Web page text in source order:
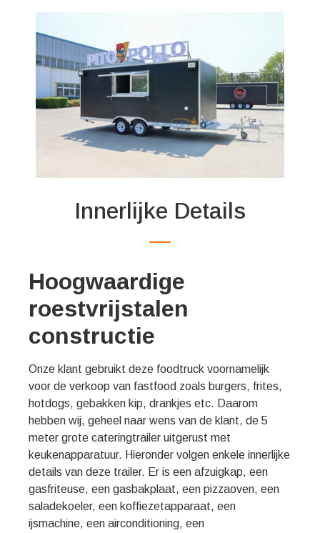
Innerlijke Details
Hoogwaardige
roestvrijstalen
constructie
Onze klant gebruikt deze foodtruck voornamelijk
voor de verkoop van fastfood zoals burgers, frites,
hotdogs, gebakken kip, drankjes etc. Daarom
hebben wij, geheel naar wens van de klant, de 5
meter grote cateringtrailer uitgerust met
keukenapparatuur. Hieronder volgen enkele innerlijke
details van deze trailer. Er is een afzuigkap, een
gasfriteuse, een gasbakplaat, een pizzaoven, een
saladekoeler, een koffiezetapparaat, een
ijsmachine, een airconditioning, een